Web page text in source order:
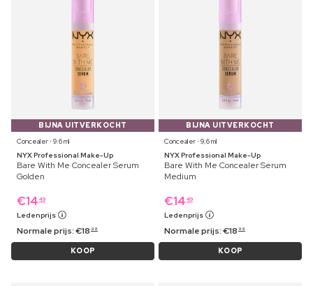
BIJNA UITVERKOCHT
Concealer ⋅ 9.6 ml
NYX Professional Make-Up
Bare With Me Concealer Serum
Golden
€14 49
Ledenprijs
Normale prijs:€18 99
KOOP
BIJNA UITVERKOCHT
Concealer ⋅ 9,6 ml
NYX Professional Make-Up
Bare With Me Concealer Serum
Medium
€14 49
Ledenprijs
Normale prijs:€18 99
KOOP